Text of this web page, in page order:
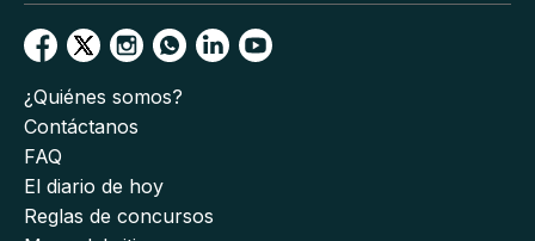
¿Quiénes somos?
Contáctanos
FAQ
El diario de hoy
Reglas de concursos